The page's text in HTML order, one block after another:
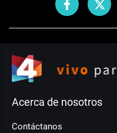
Acerca de nosotros
Contáctanos